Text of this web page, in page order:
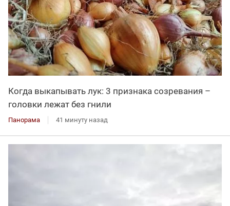
Когда выкапывать лук: 3 признака созревания –
головки лежат без гнили
Панорама 41 минуту назад